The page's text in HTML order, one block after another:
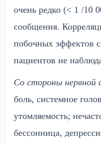
очень редко (< 1 /10
сообщения.
побочных эффектов
пациентов не
Со стороны нервной
боль, системное
утомляемость;
бессонница,